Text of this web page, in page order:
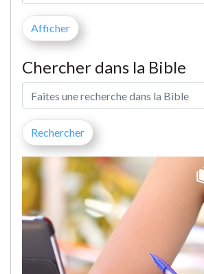
Chercher dans la Bible